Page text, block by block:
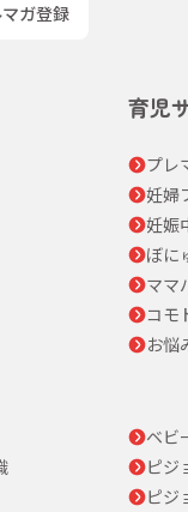
ガ登録
育児
プレ
妊婦
妊娠
ぼに
ママ
コモ
お悩
ベビ
ピジ
ピジ